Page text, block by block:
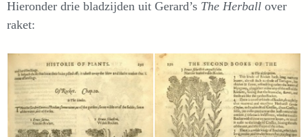
Hieronder drie bladzijden uit Gerard’s The Herball over
raket: